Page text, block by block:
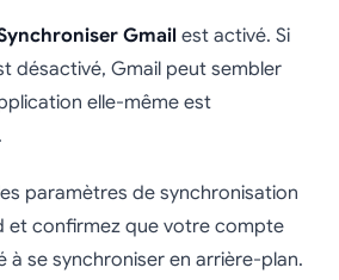
Gmail est activé. Si
désactivé, Gmail peut sembler
elle-même est
paramètres de synchronisation
et confirmez que votre compte
à se synchroniser en arrière-plan.